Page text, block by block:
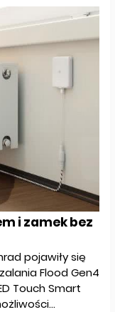
i zamek bez
pojawiły się
Flood Gen4
Touch Smart